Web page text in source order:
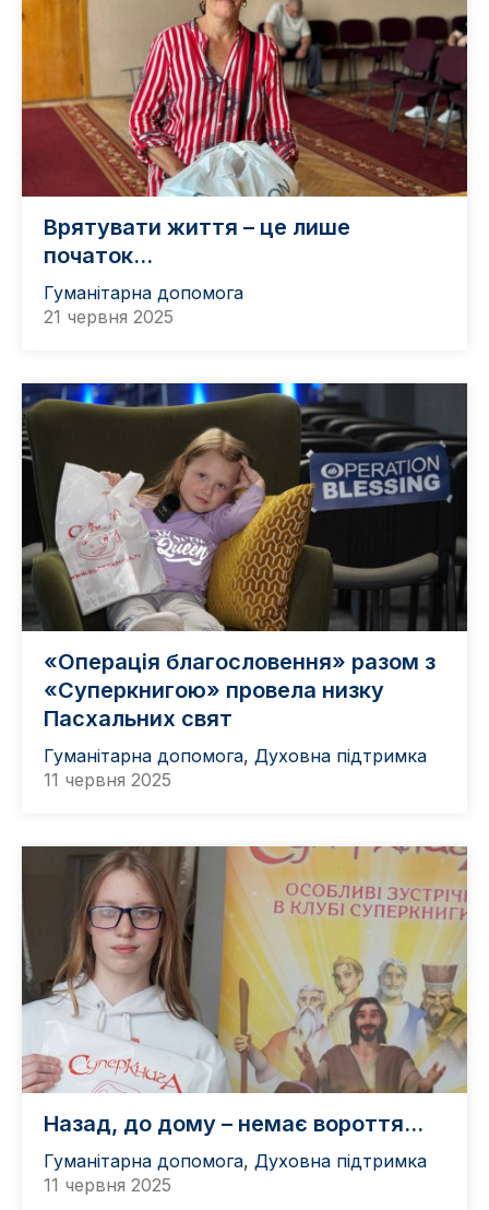
Врятувати життя – це лише
початок…
Гуманітарна допомога
21 червня 2025
«Операція благословення» разом з
«Суперкнигою» провела низку
Пасхальних свят
Гуманітарна допомога, Духовна підтримка
11 червня 2025
Назад, до дому – немає вороття…
Гуманітарна допомога, Духовна підтримка
11 червня 2025